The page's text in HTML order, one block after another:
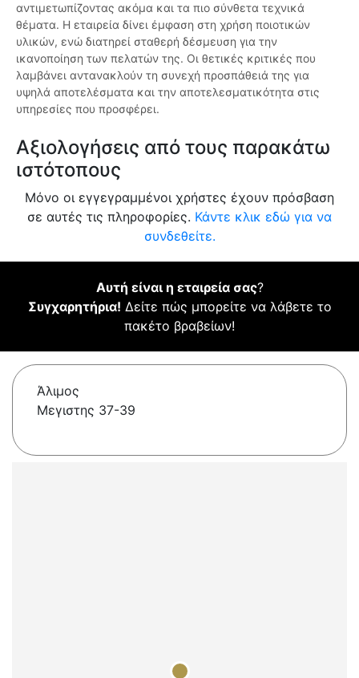
αντιμετωπίζοντας ακόμα και τα πιο σύνθετα τεχνικά
θέματα. Η εταιρεία δίνει έμφαση στη χρήση ποιοτικών
υλικών, ενώ διατηρεί σταθερή δέσμευση για την
ικανοποίηση των πελατών της. Οι θετικές κριτικές που
λαμβάνει αντανακλούν τη συνεχή προσπάθειά της για
υψηλά αποτελέσματα και την αποτελεσματικότητα στις
υπηρεσίες που προσφέρει.
Αξιολογήσεις από τους παρακάτω
ιστότοπους
Μόνο οι εγγεγραμμένοι χρήστες έχουν πρόσβαση
σε αυτές τις πληροφορίες. Κάντε κλικ εδώ για να
συνδεθείτε.
Αυτή είναι η εταιρεία σας?
Συγχαρητήρια! Δείτε πώς μπορείτε να λάβετε το
πακέτο βραβείων!
Άλιμος
Μεγιστης 37-39